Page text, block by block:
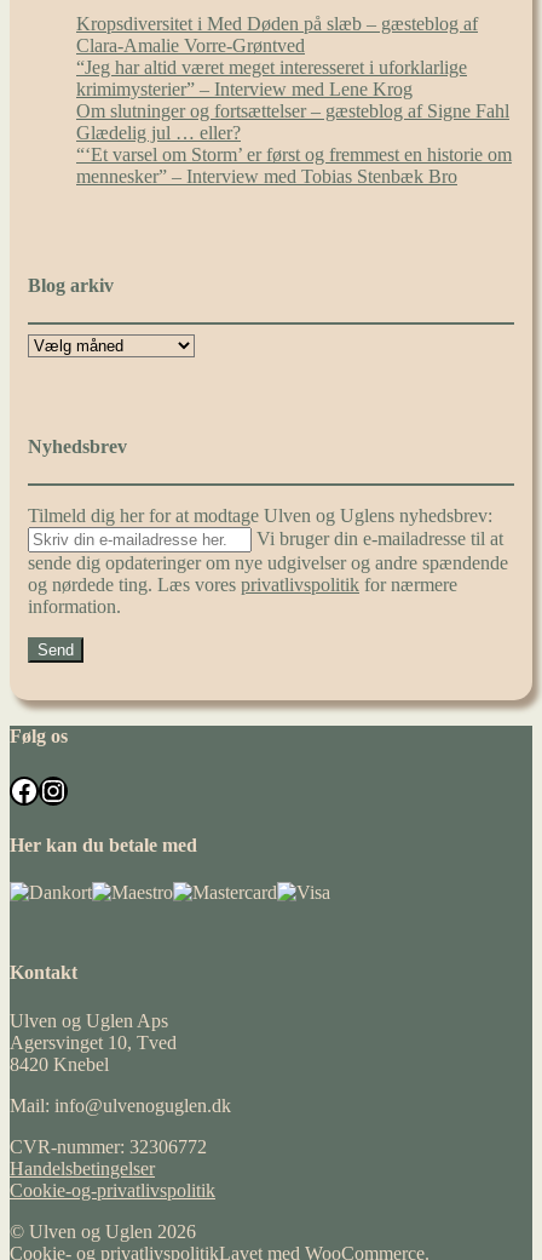
Kropsdiversitet i Med Døden på slæb – gæsteblog af
Clara-Amalie Vorre-Grøntved
“Jeg har altid været meget interesseret i uforklarlige
krimimysterier” – Interview med Lene Krog
Om slutninger og fortsættelser – gæsteblog af Signe Fahl
Glædelig jul … eller?
“‘Et varsel om Storm’ er først og fremmest en historie om
mennesker” – Interview med Tobias Stenbæk Bro
Blog arkiv
Nyhedsbrev
Tilmeld dig her for at modtage Ulven og Uglens nyhedsbrev:
Vi bruger din e-mailadresse til at
sende dig opdateringer om nye udgivelser og andre spændende
og nørdede ting. Læs vores privatlivspolitik for nærmere
information.
Følg os
Facebook
Instagram
Her kan du betale med
Kontakt
Ulven og Uglen Aps
Agersvinget 10, Tved
8420 Knebel
Mail: info@ulvenoguglen.dk
CVR-nummer: 32306772
Handelsbetingelser
Cookie-og-privatlivspolitik
© Ulven og Uglen 2026
Cookie- og privatlivspolitikLavet med WooCommerce.